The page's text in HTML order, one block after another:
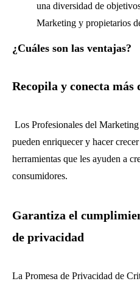
una diversidad de
Marketing y propietarios
¿Cuáles son las ventajas?
Recopila y conecta más
Los Profesionales del
pueden enriquecer y hacer
herramientas que les ayuden a
consumidores.
Garantiza el
de privacidad
La Promesa de Privacidad de